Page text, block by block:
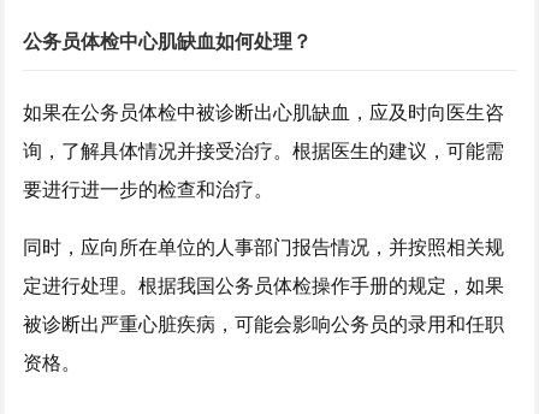
公务员体检中心肌缺血如何处理？
如果在公务员体检中被诊断出心肌缺血，应及时向医生咨
询，了解具体情况并接受治疗。根据医生的建议，可能需
要进行进一步的检查和治疗。
同时，应向所在单位的人事部门报告情况，并按照相关规
定进行处理。根据我国公务员体检操作手册的规定，如果
被诊断出严重心脏疾病，可能会影响公务员的录用和任职
资格。